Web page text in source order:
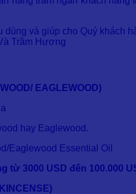
và giúp cho Quý khách
Trầm Hương
EAGLEWOOD)
hay Eaglewood.
Eaglewood Essential Oil
từ 3000 USD đến 100.000